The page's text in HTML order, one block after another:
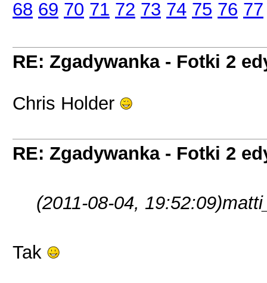
68 69 70 71 72 73 74 75 76 77
RE: Zgadywanka - Fotki 2
Chris Holder
RE: Zgadywanka - Fotki 2
(2011-08-04, 19:52:09)
Tak